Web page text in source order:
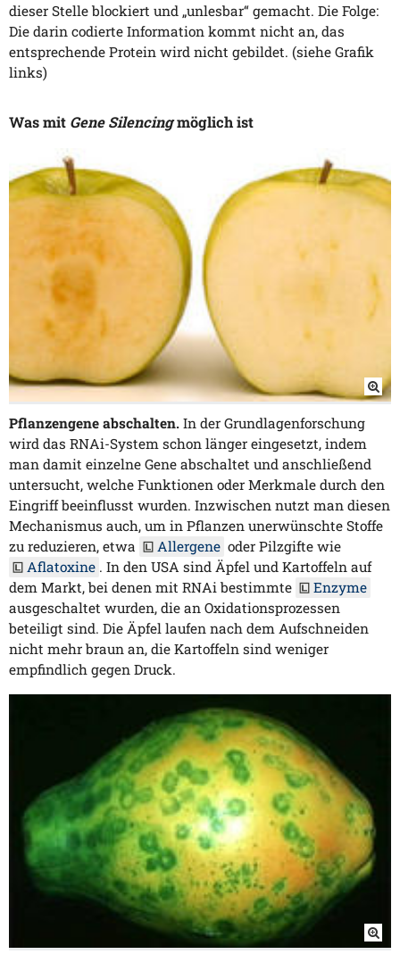
dieser Stelle blockiert und „unlesbar“ gemacht. Die Folge:
Die darin codierte Information kommt nicht an, das
entsprechende Protein wird nicht gebildet. (siehe Grafik
links)
Was mit Gene Silencingmöglich ist
Pflanzengene abschalten. In der Grundlagenforschung
wird das RNAi-System schon länger eingesetzt, indem
man damit einzelne Gene abschaltet und anschließend
untersucht, welche Funktionen oder Merkmale durch den
Eingriff beeinflusst wurden. Inzwischen nutzt man diesen
Mechanismus auch, um in Pflanzen unerwünschte Stoffe
zu reduzieren, etwa
Allergene oder Pilzgifte wie
Aflatoxine . In den USA sind Äpfel und Kartoffeln auf
dem Markt, bei denen mit RNAi bestimmte
Enzyme
ausgeschaltet wurden, die an Oxidationsprozessen
beteiligt sind. Die Äpfel laufen nach dem Aufschneiden
nicht mehr braun an, die Kartoffeln sind weniger
empfindlich gegen Druck.